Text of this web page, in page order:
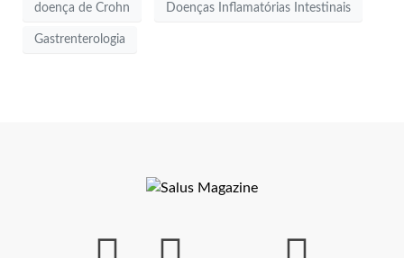
doença de Crohn Doenças Inflamatórias Intestinais
Gastrenterologia